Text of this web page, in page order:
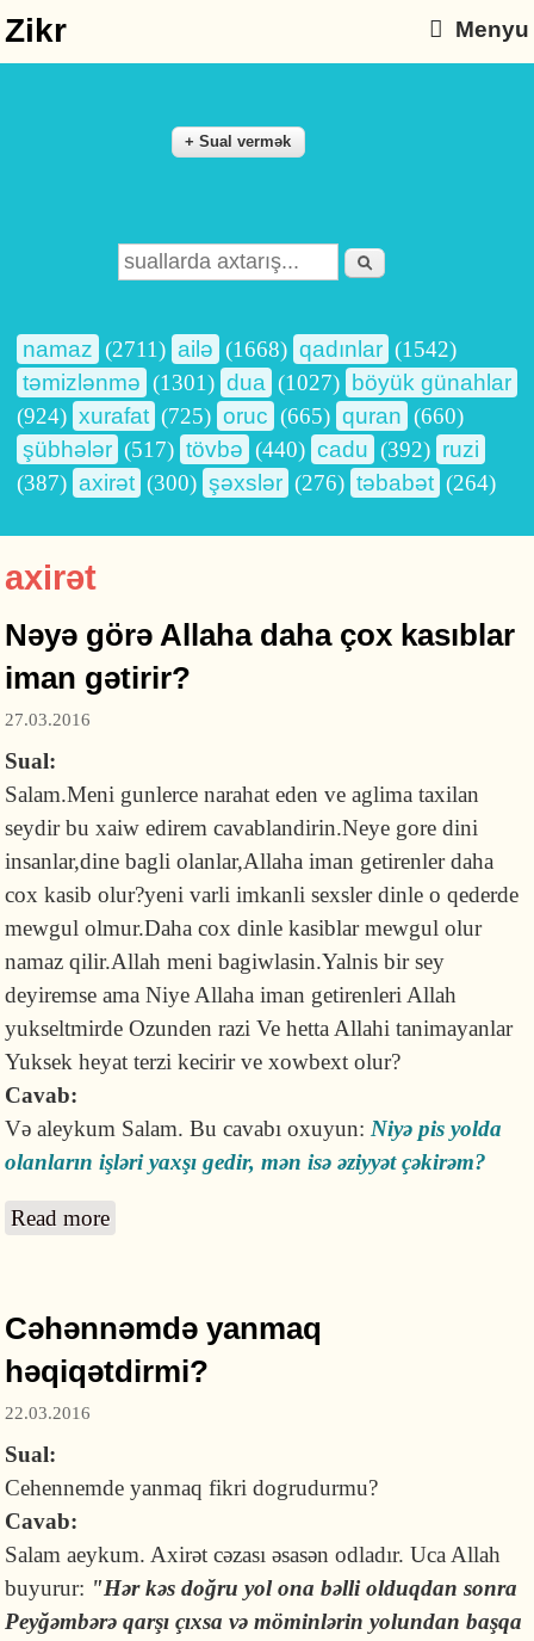
Zikr Menyu
Search form
Axtarış
namaz (2711) ailə (1668) qadınlar (1542)
təmizlənmə (1301) dua (1027)
böyük günahlar
(924) xurafat (725) oruc (665) quran (660)
şübhələr (517) tövbə (440) cadu (392) ruzi
(387) axirət (300) şəxslər (276) təbabət (264)
axirət
Nəyə görə Allaha daha çox kasıblar
iman gətirir?
27.03.2016
Sual:
Salam.Meni gunlerce narahat eden ve aglima taxilan
seydir bu xaiw edirem cavablandirin.Neye gore dini
insanlar,dine bagli olanlar,Allaha iman getirenler daha
cox kasib olur?yeni varli imkanli sexsler dinle o qederde
mewgul olmur.Daha cox dinle kasiblar mewgul olur
namaz qilir.Allah meni bagiwlasin.Yalnis bir sey
deyiremse ama Niye Allaha iman getirenleri Allah
yukseltmirde Ozunden razi Ve hetta Allahi tanimayanlar
Yuksek heyat terzi kecirir ve xowbext olur?
Cavab:
Və aleykum Salam. Bu cavabı oxuyun: Niyə pis yolda
olanların işləri yaxşı gedir, mən isə əziyyət çəkirəm?
Read more
Cəhənnəmdə yanmaq
həqiqətdirmi?
22.03.2016
Sual:
Cehennemde yanmaq fikri dogrudurmu?
Cavab:
Salam aeykum. Axirət cəzası əsasən odladır. Uca Allah
buyurur: "Hər kəs doğru yol ona bəlli olduqdan sonra
Peyğəmbərə qarşı çıxsa və möminlərin yolundan başqa